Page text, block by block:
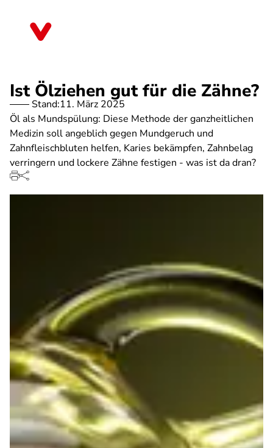
Ist Ölziehen gut für die Zähne?
Stand:11. März 2025
Öl als Mundspülung: Diese Methode der ganzheitlichen
Medizin soll angeblich gegen Mundgeruch und
Zahnfleischbluten helfen, Karies bekämpfen, Zahnbelag
verringern und lockere Zähne festigen - was ist da dran?